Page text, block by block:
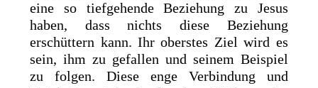
eine so tiefgehende Beziehung zu Jesus
haben, dass nichts diese Beziehung
erschüttern kann. Ihr oberstes Ziel wird es
sein, ihm zu gefallen und seinem Beispiel
zu folgen. Diese enge Verbindung und